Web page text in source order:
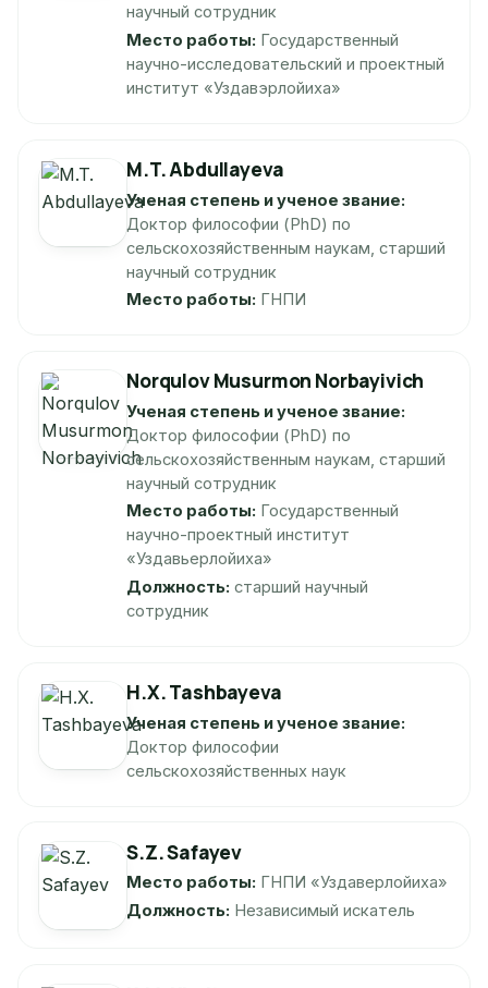
научный сотрудник
Место работы: Государственный
научно-исследовательский и проектный
институт «Уздавэрлойиха»
M.T. Abdullayeva
Ученая степень и ученое звание:
Доктор философии (PhD) по
сельскохозяйственным наукам, старший
научный сотрудник
Место работы: ГНПИ
Norqulov Musurmon Norbayivich
Ученая степень и ученое звание:
Доктор философии (PhD) по
сельскохозяйственным наукам, старший
научный сотрудник
Место работы: Государственный
научно-проектный институт
«Уздавьерлойиха»
Должность: старший научный
сотрудник
H.X. Tashbayeva
Ученая степень и ученое звание:
Доктор философии
сельскохозяйственных наук
S.Z. Safayev
Место работы: ГНПИ «Уздаверлойиха»
Должность: Независимый искатель